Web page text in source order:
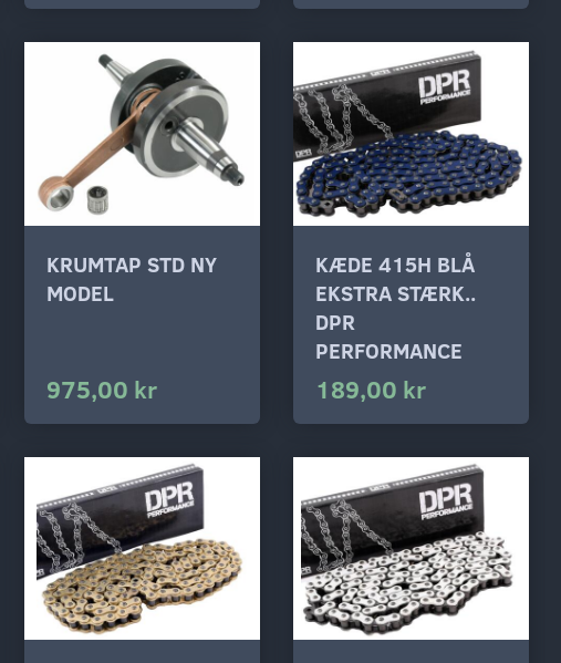
KRUMTAP STD NY
MODEL
975,00 kr
KÆDE 415H BLÅ
EKSTRA STÆRK..
DPR
PERFORMANCE
189,00 kr